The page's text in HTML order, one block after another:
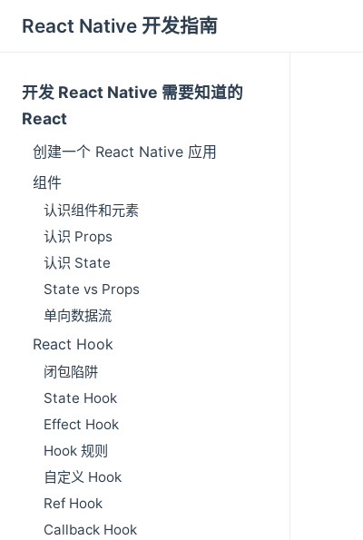
React Native 开发指南
开发 React Native 需要知道的
React
创建一个 React Native 应用
组件
认识组件和元素
认识 Props
认识 State
State vs Props
单向数据流
React Hook
闭包陷阱
State Hook
Effect Hook
Hook 规则
自定义 Hook
Ref Hook
Callback Hook